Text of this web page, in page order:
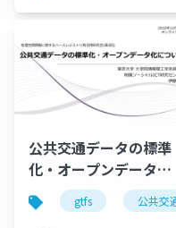
公共交通データの標準
化・オープンデータ化
について
gtfs 公共交